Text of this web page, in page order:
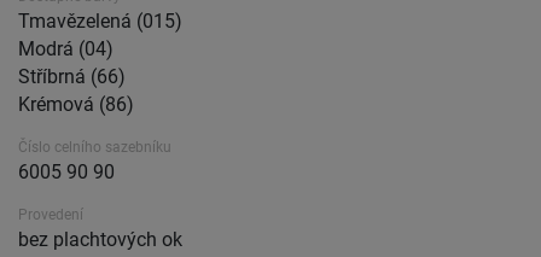
Tmavězelená (015)
Modrá (04)
Stříbrná (66)
Krémová (86)
Číslo celního sazebníku
6005 90 90
Provedení
bez plachtových ok